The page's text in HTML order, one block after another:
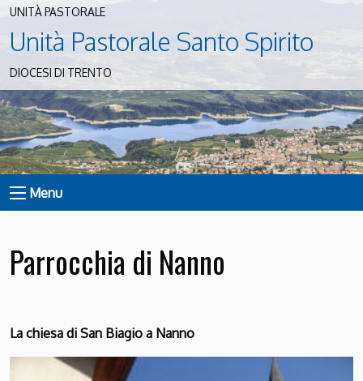
UNITÀ PASTORALE
Unità Pastorale Santo Spirito
DIOCESI DI TRENTO
Menu
Parrocchia di Nanno
La chiesa di San Biagio a Nanno